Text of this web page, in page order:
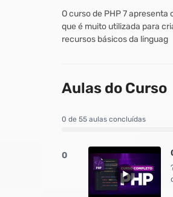
O curso de PHP 7
que é muito utilizada para
recursos básicos da linguag
Aulas do Curso
0 de 55 aulas concluídas
0